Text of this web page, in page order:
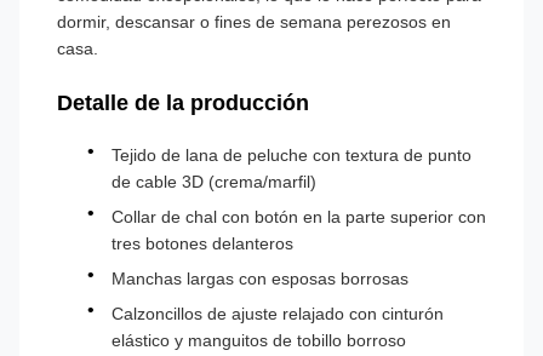
dormir, descansar o fines de semana perezosos en
casa.
Detalle de la producción
Tejido de lana de peluche con textura de punto
de cable 3D (crema/marfil)
Collar de chal con botón en la parte superior con
tres botones delanteros
Manchas largas con esposas borrosas
Calzoncillos de ajuste relajado con cinturón
elástico y manguitos de tobillo borroso